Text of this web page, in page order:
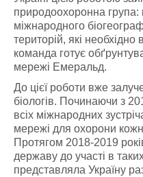
природоохоронна група:
міжнародного
територій, які
команда готує
мережі Емеральд.
До цієї роботи вже
біологів. Починаючи з
всіх міжнародних
мережі для охорони
Протягом 2018-2019
державу до участі в
представляла Україну